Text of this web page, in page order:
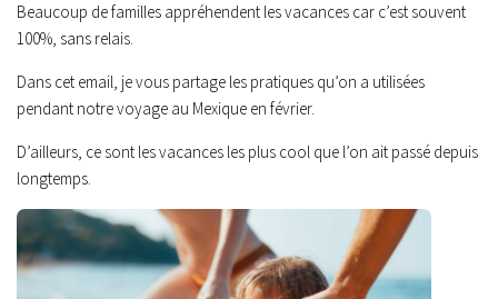
Beaucoup de familles appréhendent les vacances car c’est souvent
100%, sans relais.
Dans cet email, je vous partage les pratiques qu’on a utilisées
pendant notre voyage au Mexique en février.
D’ailleurs, ce sont les vacances les plus cool que l’on ait passé depuis
longtemps.